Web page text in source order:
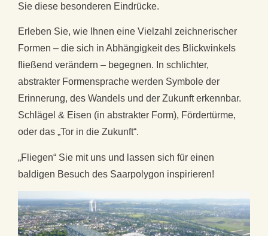
Sie diese besonderen Eindrücke.
Erleben Sie, wie Ihnen eine Vielzahl zeichnerischer
Formen – die sich in Abhängigkeit des Blickwinkels
fließend verändern – begegnen. In schlichter,
abstrakter Formensprache werden Symbole der
Erinnerung, des Wandels und der Zukunft erkennbar.
Schlägel & Eisen (in abstrakter Form), Fördertürme,
oder das „Tor in die Zukunft“.
„Fliegen“ Sie mit uns und lassen sich für einen
baldigen Besuch des Saarpolygon inspirieren!
Video-
Player